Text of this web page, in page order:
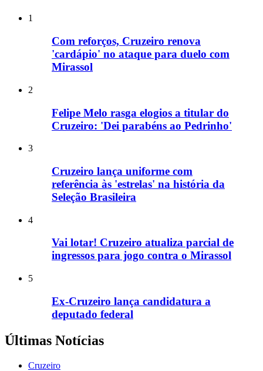
1
Com reforços, Cruzeiro renova
'cardápio' no ataque para duelo com
Mirassol
2
Felipe Melo rasga elogios a titular do
Cruzeiro: 'Dei parabéns ao Pedrinho'
3
Cruzeiro lança uniforme com
referência às 'estrelas' na história da
Seleção Brasileira
4
Vai lotar! Cruzeiro atualiza parcial de
ingressos para jogo contra o Mirassol
5
Ex-Cruzeiro lança candidatura a
deputado federal
Últimas Notícias
Cruzeiro